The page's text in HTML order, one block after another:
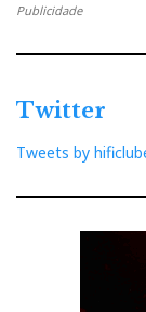
Publicidade
Twitter
Tweets by